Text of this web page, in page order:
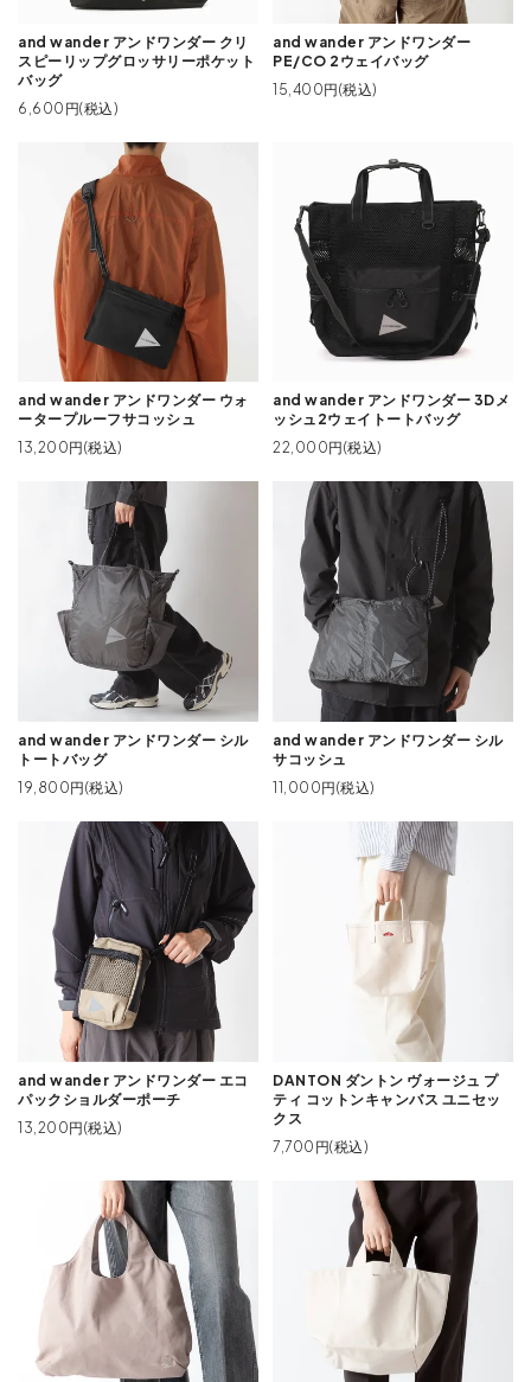
and wander アンドワンダー クリ
スピーリップグロッサリーポケット
バッグ
6,600円(税込)
and wander アンドワンダー
PE/CO 2ウェイバッグ
15,400円(税込)
and wander アンドワンダー ウォ
ータープルーフサコッシュ
13,200円(税込)
and wander アンドワンダー 3Dメ
ッシュ2ウェイトートバッグ
22,000円(税込)
and wander アンドワンダー シル
トートバッグ
19,800円(税込)
and wander アンドワンダー シル
サコッシュ
11,000円(税込)
and wander アンドワンダー エコ
パックショルダーポーチ
13,200円(税込)
DANTON ダントン ヴォージュ プ
ティ コットンキャンバス ユニセッ
クス
7,700円(税込)